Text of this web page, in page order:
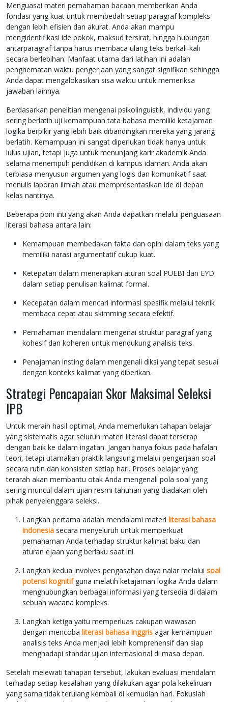
Menguasai materi pemahaman bacaan memberikan Anda
fondasi yang kuat untuk membedah setiap paragraf kompleks
dengan lebih efisien dan akurat. Anda akan mampu
mengidentifikasi ide pokok, maksud tersirat, hingga hubungan
antarparagraf tanpa harus membaca ulang teks berkali-kali
secara berlebihan. Manfaat utama dari latihan ini adalah
penghematan waktu pengerjaan yang sangat signifikan sehingga
Anda dapat mengalokasikan sisa waktu untuk memeriksa
jawaban lainnya.
Berdasarkan penelitian mengenai psikolinguistik, individu yang
sering berlatih uji kemampuan tata bahasa memiliki ketajaman
logika berpikir yang lebih baik dibandingkan mereka yang jarang
berlatih. Kemampuan ini sangat diperlukan tidak hanya untuk
lulus ujian, tetapi juga untuk menunjang karir akademik Anda
selama menempuh pendidikan di kampus idaman. Anda akan
terbiasa menyusun argumen yang logis dan komunikatif saat
menulis laporan ilmiah atau mempresentasikan ide di depan
kelas nantinya.
Beberapa poin inti yang akan Anda dapatkan melalui penguasaan
literasi bahasa antara lain:
Kemampuan membedakan fakta dan opini dalam teks yang
memiliki narasi argumentatif cukup kuat.
Ketepatan dalam menerapkan aturan soal PUEBI dan EYD
dalam setiap penulisan kalimat formal.
Kecepatan dalam mencari informasi spesifik melalui teknik
membaca cepat atau skimming secara efektif.
Pemahaman mendalam mengenai struktur paragraf yang
kohesif dan koheren untuk mendukung analisis teks.
Penajaman insting dalam mengenali diksi yang tepat sesuai
dengan konteks kalimat yang diberikan.
Strategi Pencapaian Skor Maksimal Seleksi
IPB
Untuk meraih hasil optimal, Anda memerlukan tahapan belajar
yang sistematis agar seluruh materi literasi dapat terserap
dengan baik ke dalam ingatan. Jangan hanya fokus pada hafalan
teori, tetapi utamakan praktik langsung melalui pengerjaan soal
secara rutin dan konsisten setiap hari. Proses belajar yang
terarah akan membantu otak Anda mengenali pola soal yang
sering muncul dalam ujian resmi tahunan yang diadakan oleh
pihak penyelenggara seleksi.
Langkah pertama adalah mendalami materi literasi bahasa
indonesia secara menyeluruh untuk memperkuat
pemahaman Anda terhadap struktur kalimat baku dan
aturan ejaan yang berlaku saat ini.
Langkah kedua involves pengasahan daya nalar melalui soal
potensi kognitifguna melatih ketajaman logika Anda dalam
menghubungkan berbagai informasi yang tersedia di dalam
sebuah wacana kompleks.
Langkah ketiga yaitu memperluas cakupan wawasan
dengan mencoba literasi bahasa inggris agar kemampuan
analisis teks Anda menjadi lebih komprehensif dan siap
menghadapi standar ujian internasional di masa depan.
Setelah melewati tahapan tersebut, lakukan evaluasi mendalam
terhadap setiap kesalahan yang dilakukan agar pola kekeliruan
yang sama tidak terulang kembali di kemudian hari. Fokuslah